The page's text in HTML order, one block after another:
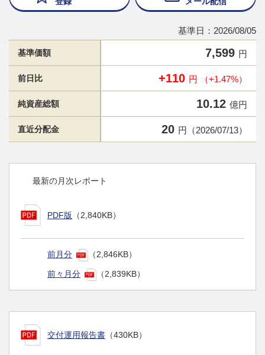
基準日：2026/08/05
基準価額 7,599 円
前日比 +110 円 （+1.47%）
純資産総額 10.12 億円
直近分配金 20 円（2026/07/13）
最新の月次レポート
PDF版 （2,840KB）
前月分 （2,846KB）
前々月分 （2,839KB）
交付運用報告書 （430KB）